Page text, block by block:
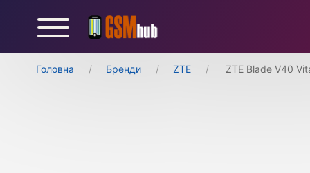
Головна Бренди ZTE ZTE Blade V40